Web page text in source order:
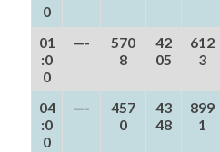
0
01
:0
0
—-
570
8
42
05
612
3
04
:0
0
—-
457
0
43
48
899
1